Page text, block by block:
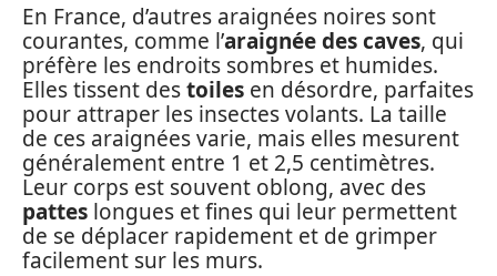
En France, d’autres araignées noires sont
courantes, comme l’araignée des caves, qui
préfère les endroits sombres et humides.
Elles tissent destoiles en désordre, parfaites
pour attraper les insectes volants. La taille
de ces araignées varie, mais elles mesurent
généralement entre 1 et 2,5 centimètres.
Leur corps est souvent oblong, avec des
pattes longues et fines qui leur permettent
de se déplacer rapidement et de grimper
facilement sur les murs.